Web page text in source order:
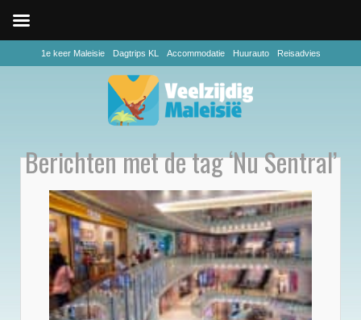
1e keer Maleisie Dagtrips KL Accommodatie Huurauto Reisadvies
Berichten met de tag ‘Nu Sentral’